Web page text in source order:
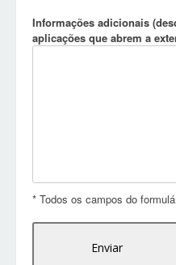
Informações adicionais
aplicações que abrem a
* Todos os campos do